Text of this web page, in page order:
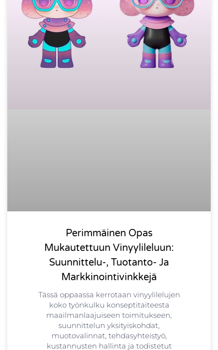
Perimmäinen Opas
Mukautettuun Vinyylileluun:
Suunnittelu-, Tuotanto- Ja
Markkinointivinkkejä
Tässä oppaassa kerrotaan vinyylilelujen
koko työnkulku konseptitaiteesta
maailmanlaajuiseen toimitukseen,
suunnittelun yksityiskohdat,
muotovalinnat, tehdasyhteistyö,
kustannusten hallinta ja todistetut